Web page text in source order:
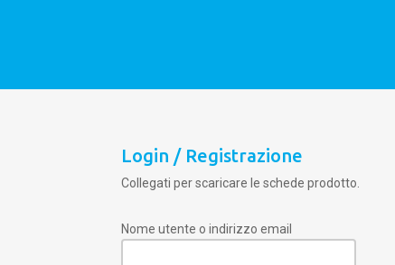
Login / Registrazione
Collegati per scaricare le schede prodotto.
Nome utente o indirizzo email